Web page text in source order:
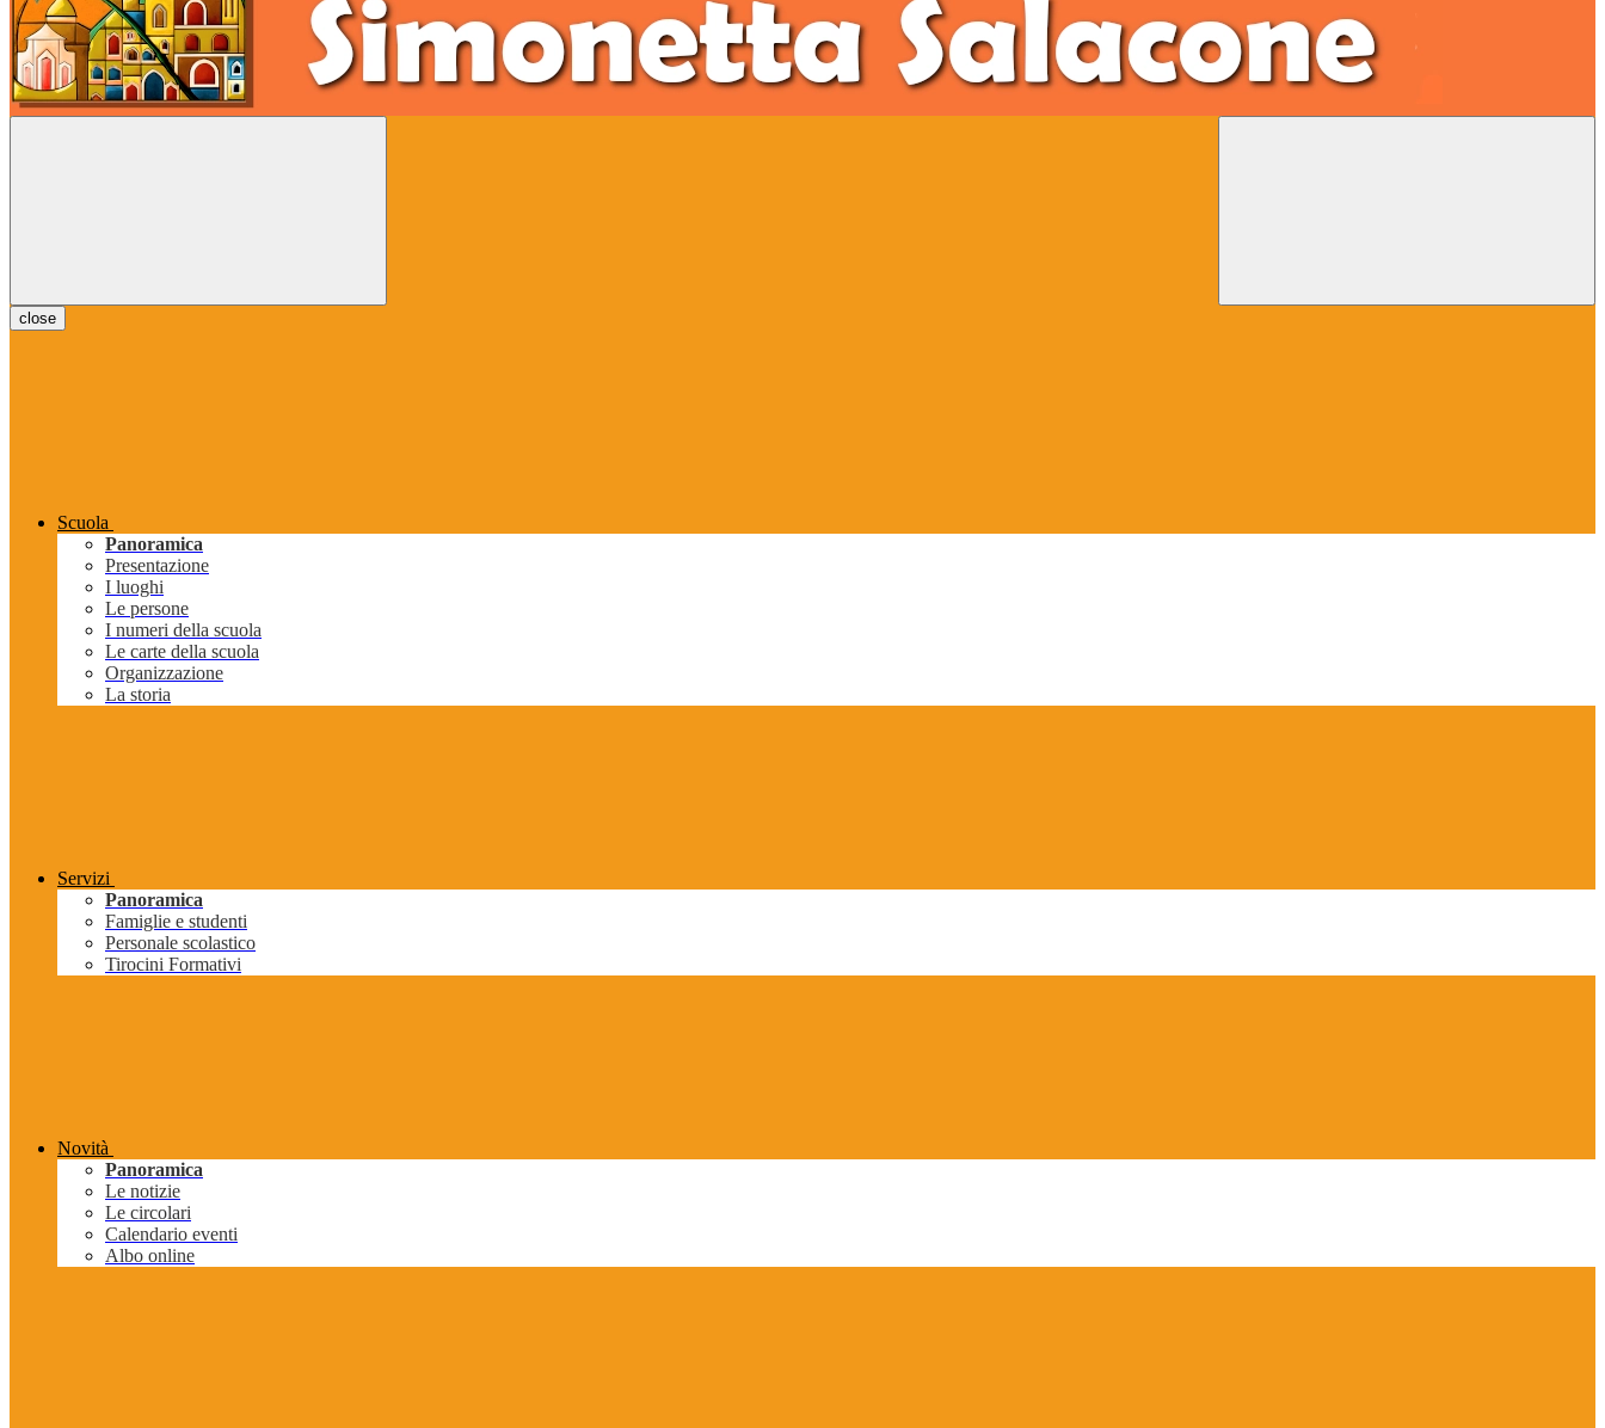
close
Scuola
Panoramica
Presentazione
I luoghi
Le persone
I numeri della scuola
Le carte della scuola
Organizzazione
La storia
Servizi
Panoramica
Famiglie e studenti
Personale scolastico
Tirocini Formativi
Novità
Panoramica
Le notizie
Le circolari
Calendario eventi
Albo online